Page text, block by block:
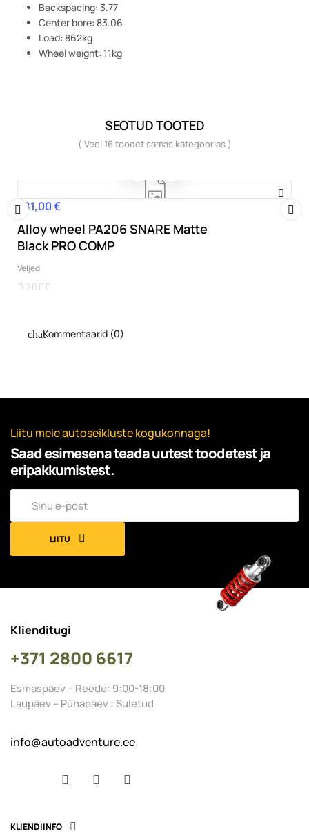
Backspacing: 3.77
Center bore: 83.06
Load: 862kg
Wheel weight: 11kg
SEOTUD TOOTED
( Veel 16 toodet samas kategoorias )
Hind
281,00 €
Alloy wheel PA206 SNARE Matte
Black PRO COMP
Veljed
‹
Kommentaarid (0)
Liitu meie autoseikluste kogukonnaga!
Saad esimesena teada uutest toodetest ja
eripakkumistest.
LIITU
Klienditugi
+371 2800 6617
Esmaspäev – Reede: 9:00-18:00
Laupäev – Pühapäev : Suletud
info@autoadventure.ee
KLIENDIINFO 
FacebookYouTube